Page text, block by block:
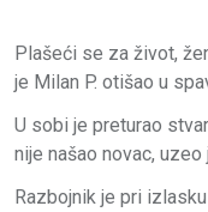
Plašeći se za život,
je Milan P. otišao u
U sobi je preturao
nije našao novac, uzeo
Razbojnik je pri